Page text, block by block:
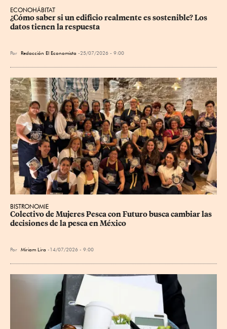
ECONOHÁBITAT
¿Cómo saber si un edificio realmente es sostenible? Los
datos tienen la respuesta
Por Redacción El Economista 25/07/2026 - 9:00
BISTRONOMIE
Colectivo de Mujeres Pesca con Futuro busca cambiar las
decisiones de la pesca en México
Por Miriam Lira 14/07/2026 - 9:00